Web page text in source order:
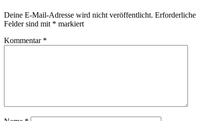
Deine E-Mail-Adresse wird nicht veröffentlicht. Erforderliche
Felder sind mit * markiert
Kommentar *